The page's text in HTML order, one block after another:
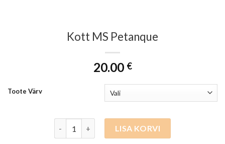
Kott MS Petanque
20.00 €
Toote Värv
LISA KORVI